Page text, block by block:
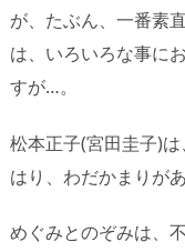
が、たぶん、一番素
は、いろいろな事に
すが…。
松本正子(宮田圭子)
はり、わだかまりが
めぐみとのぞみは、